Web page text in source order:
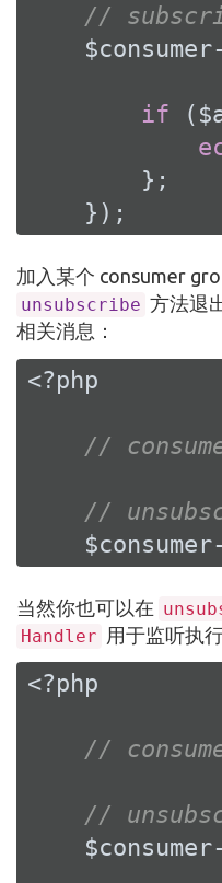
//
if
        };
    });
加入某个 consumer
unsubscribe 方法退
相关消息：
<?php
//
//
当然你也可以在
Handler 用于监听执
<?php
//
//